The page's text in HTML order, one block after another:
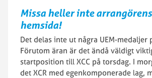
Missa heller inte
hemsida!
Det delas inte ut några UEM-medaljer
Förutom äran är det ändå väldigt
startposition till XCC på torsdag. I
det XCR med egenkomponerade lag,